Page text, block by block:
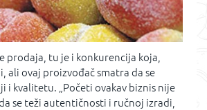
prodaja, tu je i konkurencija koja,
ali ovaj proizvođač smatra da se
i kvalitetu. „Početi ovakav biznis nije
se teži autentičnosti i ručnoj izradi,